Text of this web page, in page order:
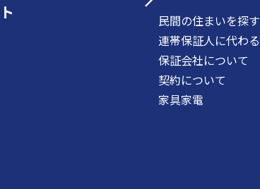
ト
民間の住まいを探す
連帯保証人に代わる
保証会社について
契約について
家具家電